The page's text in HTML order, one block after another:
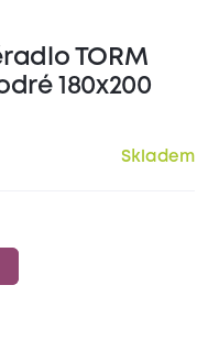
TORM
180x200
Skladem